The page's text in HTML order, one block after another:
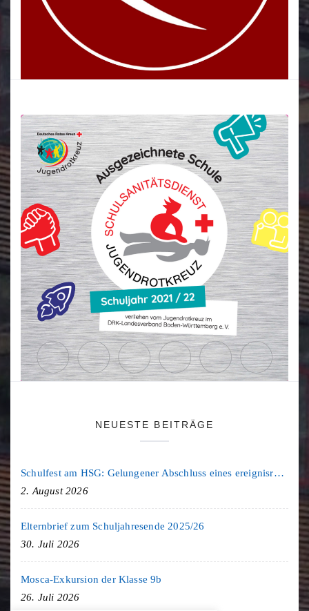
NEUESTE BEITRÄGE
Schulfest am HSG: Gelungener Abschluss eines ereignisreichen Schuljahres
2. August 2026
Elternbrief zum Schuljahresende 2025/26
30. Juli 2026
Mosca-Exkursion der Klasse 9b
26. Juli 2026